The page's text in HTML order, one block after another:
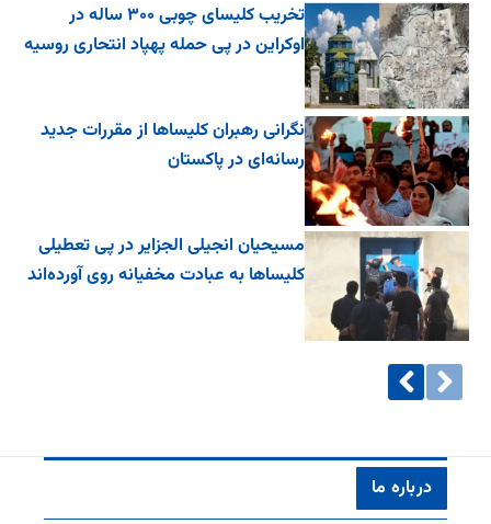
تخریب کلیسای چوبی ۳۰۰ ساله در
اوکراین در پی حمله پهپاد انتحاری روسیه
نگرانی رهبران کلیساها از مقررات جدید
رسانه‌ای در پاکستان
مسیحیان انجیلی الجزایر در پی تعطیلی
کلیساها به عبادت مخفیانه روی آورده‌اند
درباره ما